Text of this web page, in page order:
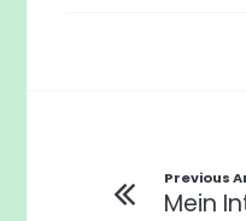
Previous
Mein